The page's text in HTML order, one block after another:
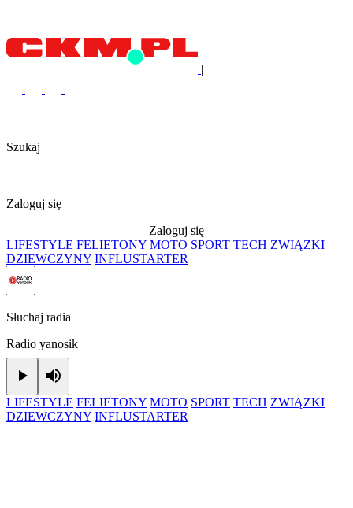
|
Szukaj
Zaloguj się
Zaloguj się
LIFESTYLE FELIETONY MOTO SPORT TECH ZWIĄZKI
DZIEWCZYNY INFLUSTARTER
Słuchaj radia
Radio yanosik
Play
LIFESTYLE FELIETONY MOTO SPORT TECH ZWIĄZKI
DZIEWCZYNY INFLUSTARTER